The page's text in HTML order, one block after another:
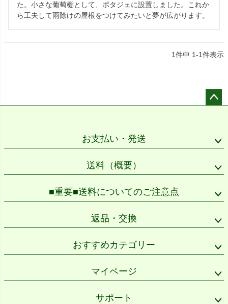
た。小さな葡萄棚として、ポタジェに設置しました。これか
ら工夫して雨除けの屋根をつけてみたいと夢が広がります。
1件中 1-1件表示
お支払い・発送
送料（概要）
■重要■送料についてのご注意点
返品・交換
おすすめカテゴリー
マイページ
サポート